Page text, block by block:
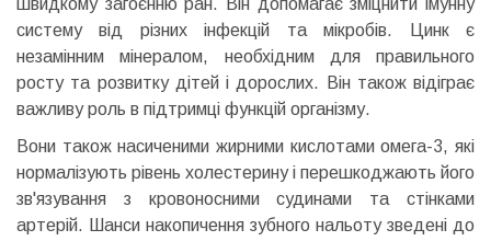
швидкому загоєнню ран. Він допомагає зміцнити імунну
систему від різних інфекцій та мікробів. Цинк є
незамінним мінералом, необхідним для правильного
росту та розвитку дітей і дорослих. Він також відіграє
важливу роль в підтримці функцій організму.
Вони також насиченими жирними кислотами омега-3, які
нормалізують рівень холестерину і перешкоджають його
зв'язування з кровоносними судинами та стінками
артерій. Шанси накопичення зубного нальоту зведені до